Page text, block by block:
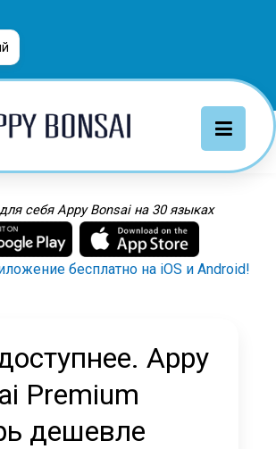
себя Appy Bonsai на 30 языках
бесплатно на iOS и Android!
Appy
Premium
дешевле